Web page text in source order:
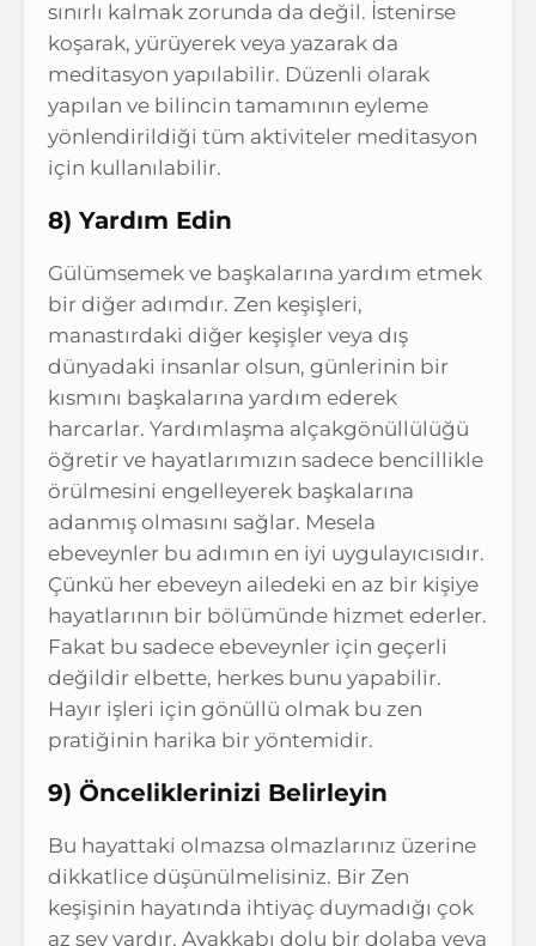
sınırlı kalmak zorunda da değil. İstenirse
koşarak, yürüyerek veya yazarak da
meditasyon yapılabilir. Düzenli olarak
yapılan ve bilincin tamamının eyleme
yönlendirildiği tüm aktiviteler meditasyon
için kullanılabilir.
8) Yardım Edin
Gülümsemek ve başkalarına yardım etmek
bir diğer adımdır. Zen keşişleri,
manastırdaki diğer keşişler veya dış
dünyadaki insanlar olsun, günlerinin bir
kısmını başkalarına yardım ederek
harcarlar. Yardımlaşma alçakgönüllülüğü
öğretir ve hayatlarımızın sadece bencillikle
örülmesini engelleyerek başkalarına
adanmış olmasını sağlar. Mesela
ebeveynler bu adımın en iyi uygulayıcısıdır.
Çünkü her ebeveyn ailedeki en az bir kişiye
hayatlarının bir bölümünde hizmet ederler.
Fakat bu sadece ebeveynler için geçerli
değildir elbette, herkes bunu yapabilir.
Hayır işleri için gönüllü olmak bu zen
pratiğinin harika bir yöntemidir.
9) Önceliklerinizi Belirleyin
Bu hayattaki olmazsa olmazlarınız üzerine
dikkatlice düşünülmelisiniz. Bir Zen
keşişinin hayatında ihtiyaç duymadığı çok
az şey vardır. Ayakkabı dolu bir dolaba veya